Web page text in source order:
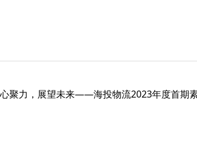
聚力，展望未来——海投物流2023年度首期